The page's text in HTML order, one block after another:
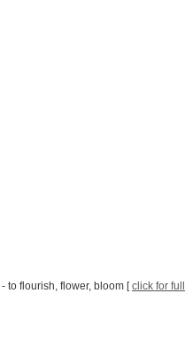
- to flourish, flower, bloom [click for